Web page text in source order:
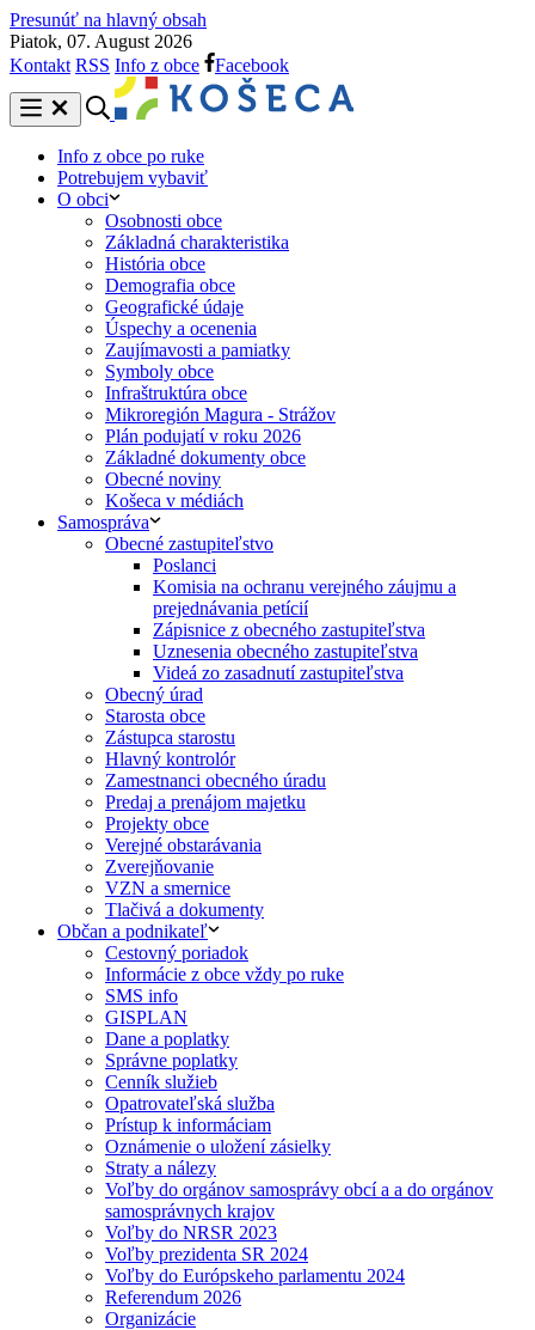
Presunúť na hlavný obsah
Piatok, 07. August 2026
Kontakt RSS Info z obce Facebook
Info z obce po ruke
Potrebujem vybaviť
O obci
Osobnosti obce
Základná charakteristika
História obce
Demografia obce
Geografické údaje
Úspechy a ocenenia
Zaujímavosti a pamiatky
Symboly obce
Infraštruktúra obce
Mikroregión Magura - Strážov
Plán podujatí v roku 2026
Základné dokumenty obce
Obecné noviny
Košeca v médiách
Samospráva
Obecné zastupiteľstvo
Poslanci
Komisia na ochranu verejného záujmu a
prejednávania petícií
Zápisnice z obecného zastupiteľstva
Uznesenia obecného zastupiteľstva
Videá zo zasadnutí zastupiteľstva
Obecný úrad
Starosta obce
Zástupca starostu
Hlavný kontrolór
Zamestnanci obecného úradu
Predaj a prenájom majetku
Projekty obce
Verejné obstarávania
Zverejňovanie
VZN a smernice
Tlačivá a dokumenty
Občan a podnikateľ
Cestovný poriadok
Informácie z obce vždy po ruke
SMS info
GISPLAN
Dane a poplatky
Správne poplatky
Cenník služieb
Opatrovateľská služba
Prístup k informáciam
Oznámenie o uložení zásielky
Straty a nálezy
Voľby do orgánov samosprávy obcí a a do orgánov
samosprávnych krajov
Voľby do NRSR 2023
Voľby prezidenta SR 2024
Voľby do Európskeho parlamentu 2024
Referendum 2026
Organizácie